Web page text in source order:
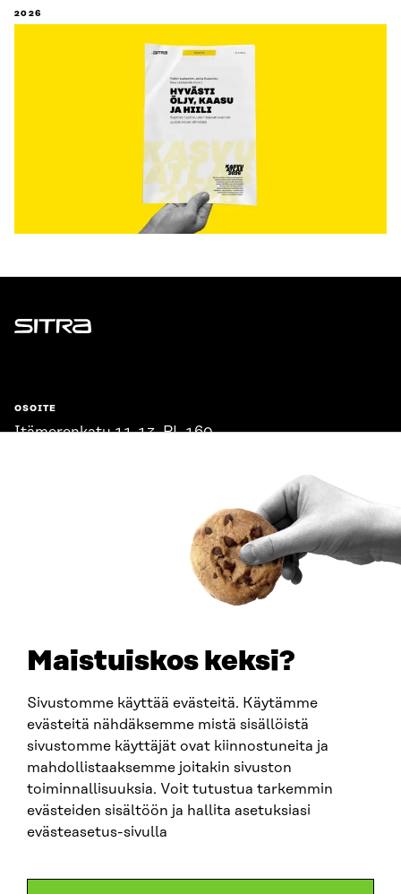
Maistuiskos keksi?
Sivustomme käyttää evästeitä. Käytämme
evästeitä nähdäksemme mistä sisällöistä
sivustomme käyttäjät ovat kiinnostuneita ja
mahdollistaaksemme joitakin sivuston
toiminnallisuuksia. Voit tutustua tarkemmin
evästeiden sisältöön ja hallita asetuksiasi
evästeasetus-sivulla
2026
Sitra
OSOITE
Itämerenkatu 11-13, PL 160,
SITRA SOSIAALISESSA MEDIASSA
LinkedIn
Instagram
YouTube